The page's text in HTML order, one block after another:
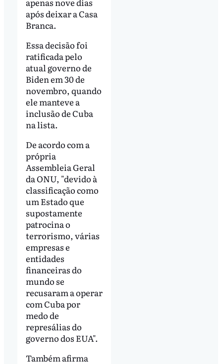
após deixar a Casa
Branca.
Essa decisão foi
ratificada pelo
atual governo de
Biden em 30 de
novembro, quando
ele manteve a
inclusão de Cuba
na lista.
De acordo com a
própria
Assembleia Geral
da ONU, "devido à
classificação como
um Estado que
supostamente
patrocina o
terrorismo, várias
empresas e
entidades
financeiras do
mundo se
recusaram a operar
com Cuba por
medo de
represálias do
governo dos EUA".
Também afirma